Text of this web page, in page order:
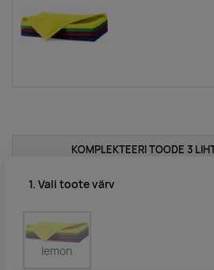
KOMPLEKTEERI TOODE 3
1. Vali toote värv
lemon